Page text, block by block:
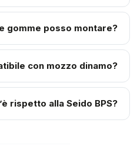
gomme posso montare?
con mozzo dinamo?
rispetto alla Seido BPS?